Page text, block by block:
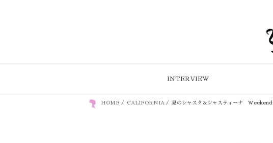
INTERVIEW
HOME / CALIFORNIA/ 夏のシャスタ＆シャスティーナ